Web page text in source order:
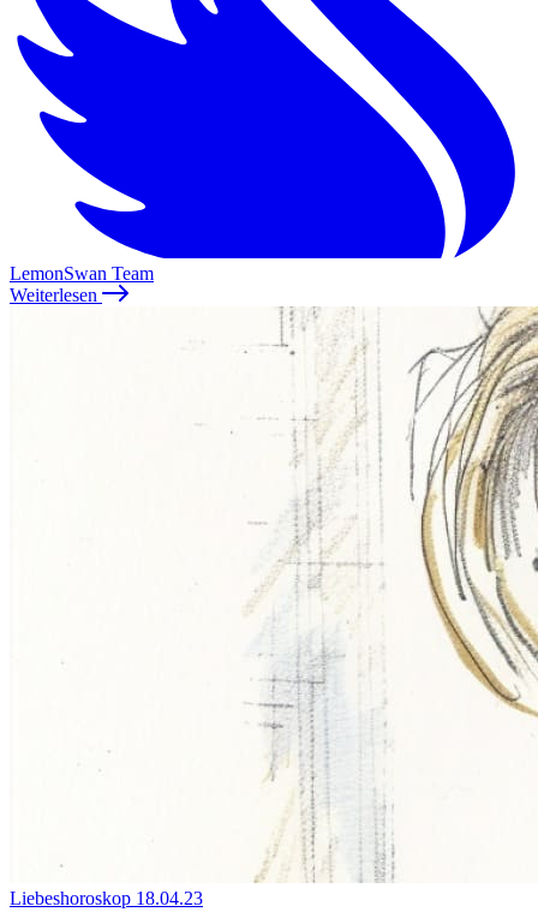
LemonSwan Team
Weiterlesen
Liebeshoroskop 18.04.23